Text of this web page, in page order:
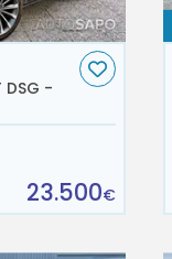
DSG -
23.500€